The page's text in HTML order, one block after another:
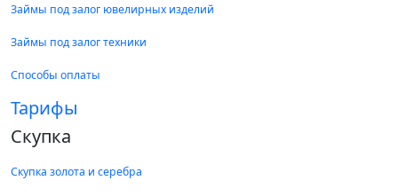
Займы под залог ювелирных изделий
Займы под залог техники
Способы оплаты
Тарифы
Скупка
Скупка золота и серебра